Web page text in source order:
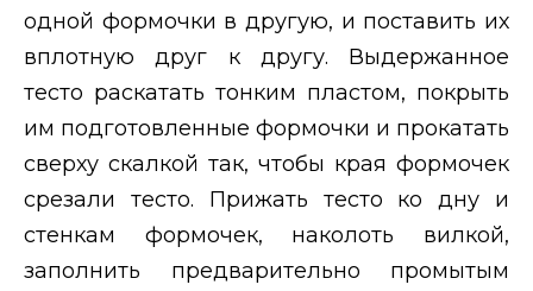
одной формочки в другую, и поставить их
вплотную друг к другу. Выдержанное
тесто раскатать тонким пластом, покрыть
им подготовленные формочки и прокатать
сверху скалкой так, чтобы края формочек
срезали тесто. Прижать тесто ко дну и
стенкам формочек, наколоть вилкой,
заполнить предварительно промытым